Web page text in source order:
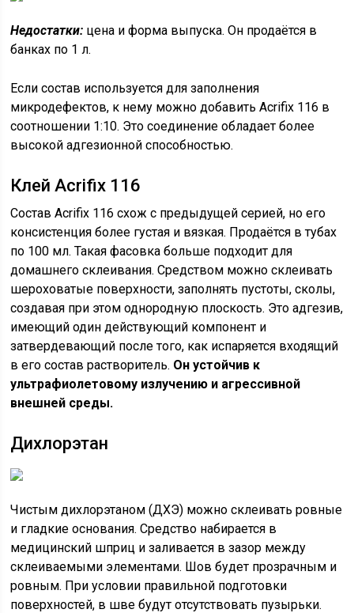
Недостатки: цена и форма выпуска. Он продаётся в
банках по 1 л.
Если состав используется для заполнения
микродефектов, к нему можно добавить Acrifix 116 в
соотношении 1:10. Это соединение обладает более
высокой адгезионной способностью.
Клей Acrifix 116
Состав Acrifix 116 схож с предыдущей серией, но его
консистенция более густая и вязкая. Продаётся в тубах
по 100 мл. Такая фасовка больше подходит для
домашнего склеивания. Средством можно склеивать
шероховатые поверхности, заполнять пустоты, сколы,
создавая при этом однородную плоскость. Это адгезив,
имеющий один действующий компонент и
затвердевающий после того, как испаряется входящий
в его состав растворитель. Он устойчив к
ультрафиолетовому излучению и агрессивной
внешней среды.
Дихлорэтан
Чистым дихлорэтаном (ДХЭ) можно склеивать ровные
и гладкие основания. Средство набирается в
медицинский шприц и заливается в зазор между
склеиваемыми элементами. Шов будет прозрачным и
ровным. При условии правильной подготовки
поверхностей, в шве будут отсутствовать пузырьки.